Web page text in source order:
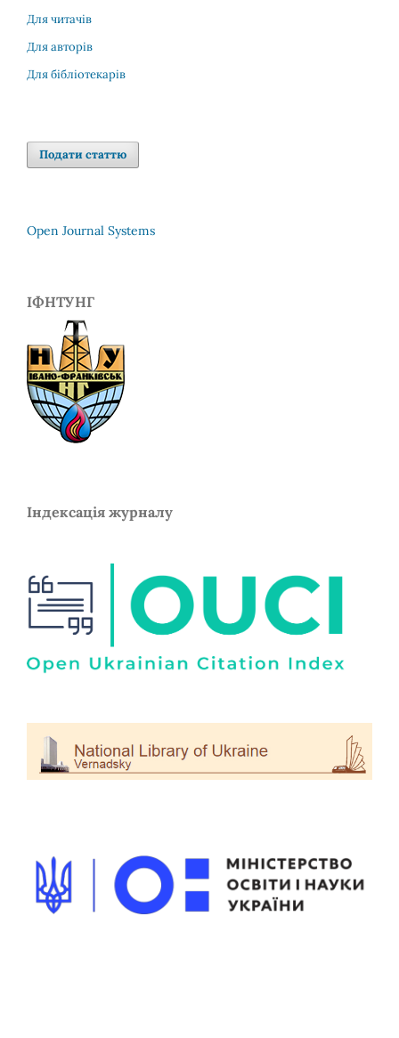
Для читачів
Для авторів
Для бібліотекарів
Подати статтю
Open Journal Systems
ІФНТУНГ
Індексація журналу